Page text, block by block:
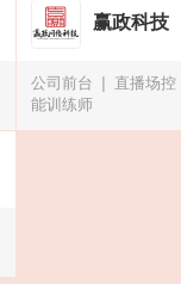
赢政科技
公司前台
直播场控
能训练师